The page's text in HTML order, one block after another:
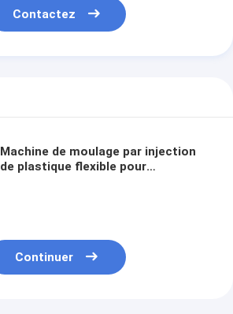
Contactez
Machine de moulage par injection
de plastique flexible pour
Continuer